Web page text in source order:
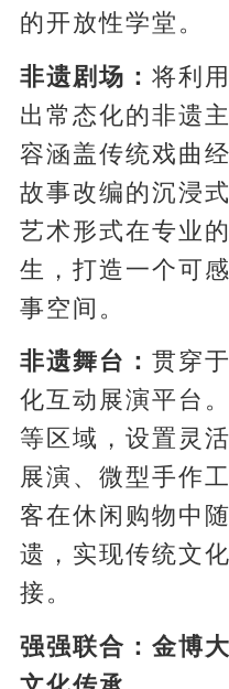
的开放性学堂。
非遗剧场： 将利
出常态化的非遗
容涵盖传统戏曲
故事改编的沉浸
艺术形式在专业
生，打造一个可
事空间。
非遗舞台： 贯穿
化互动展演平台
等区域，设置灵
展演、微型手作
客在休闲购物中
遗，实现传统文
接。
强强联合：金博